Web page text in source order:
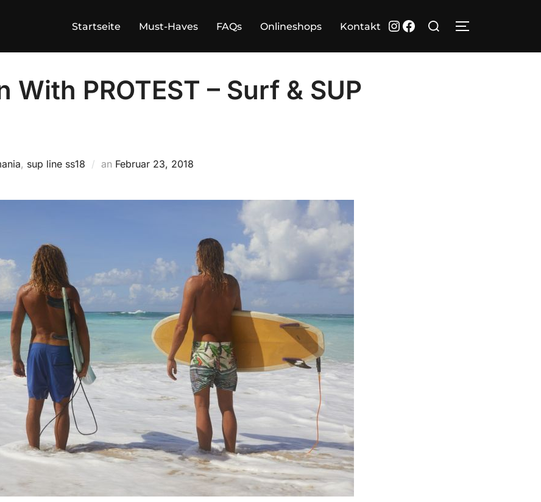
Startseite Must-Haves FAQs Onlineshops Kontakt Instagram
Facebook
Suchen
With PROTEST – Surf & SUP
, sup line ss18 an Veröffentlicht
Februar 23, 2018